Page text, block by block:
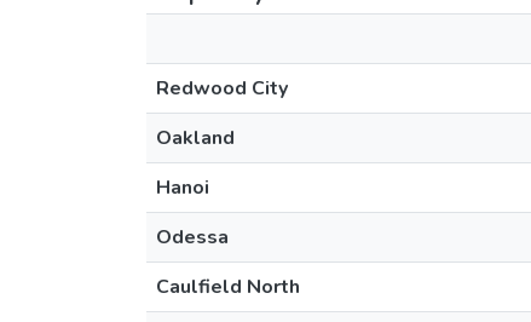
Redwood City
Oakland
Hanoi
Odessa
Caulfield North